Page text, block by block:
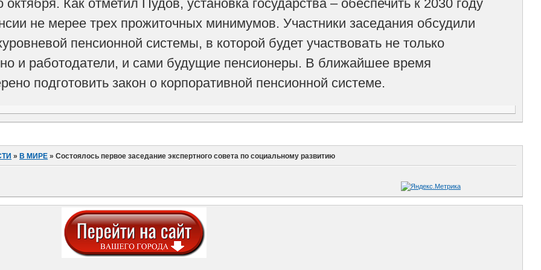
октября. Как отметил Пудов, установка государства – обеспечить к 2030 году
не мерее трех прожиточных минимумов. Участники заседания обсудили
пенсионной системы, в которой будет участвовать не только
и работодатели, и сами будущие пенсионеры. В ближайшее время
подготовить закон о корпоративной пенсионной системе.
» В МИРЕ »Состоялось первое заседание экспертного совета по социальному развитию